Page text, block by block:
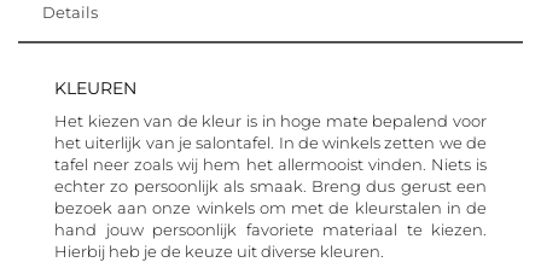
Details
KLEUREN
Het kiezen van de kleur is in hoge mate bepalend voor
het uiterlijk van je salontafel. In de winkels zetten we de
tafel neer zoals wij hem het allermooist vinden. Niets is
echter zo persoonlijk als smaak. Breng dus gerust een
bezoek aan onze winkels om met de kleurstalen in de
hand jouw persoonlijk favoriete materiaal te kiezen.
Hierbij heb je de keuze uit diverse kleuren.